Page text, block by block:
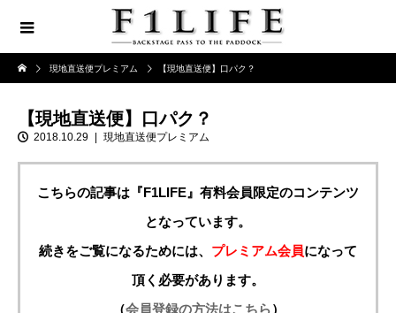
現地直送便プレミアム 【現地直送便】口パク？
【現地直送便】口パク？
2018.10.29 現地直送便プレミアム
こちらの記事は『F1LIFE』有料会員限定のコンテンツ
となっています。
続きをご覧になるためには、 プレミアム会員になって
頂く必要があります。
（会員登録の方法はこちら）